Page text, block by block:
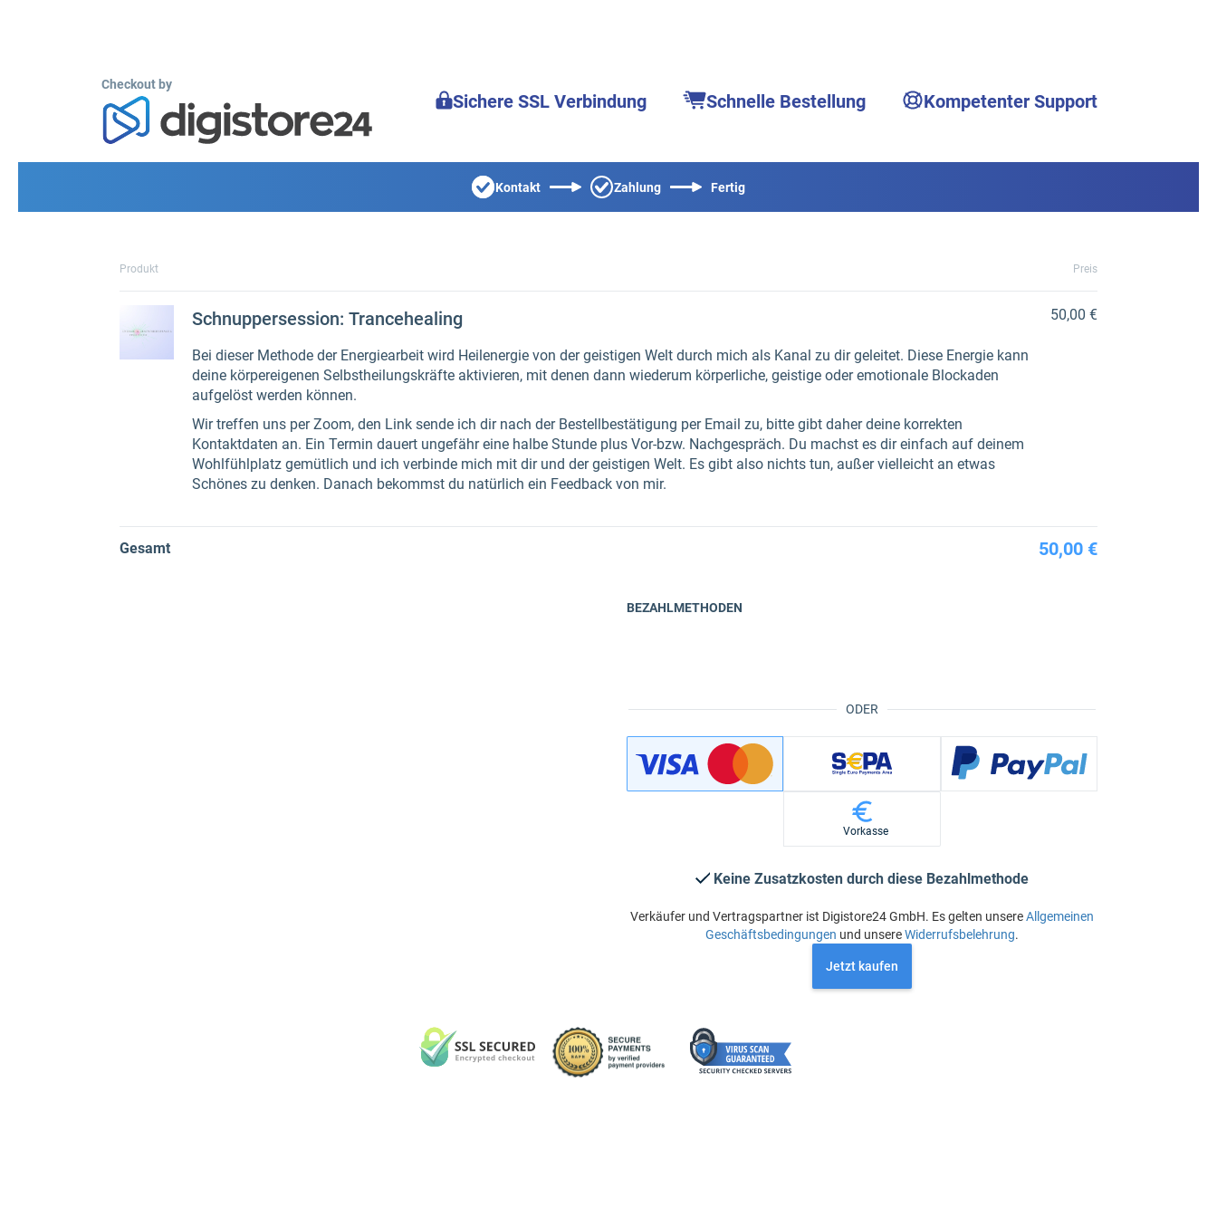
Checkout by
Sichere SSL Verbindung Schnelle Bestellung Kompetenter Support
Kontakt Zahlung Fertig
Produkt Preis
Schnuppersession: Trancehealing
Bei dieser Methode der Energiearbeit wird Heilenergie von der geistigen Welt durch mich als Kanal zu dir geleitet. Diese Energie kann
deine körpereigenen Selbstheilungskräfte aktivieren, mit denen dann wiederum körperliche, geistige oder emotionale Blockaden
aufgelöst werden können.
Wir treffen uns per Zoom, den Link sende ich dir nach der Bestellbestätigung per Email zu, bitte gibt daher deine korrekten
Kontaktdaten an. Ein Termin dauert ungefähr eine halbe Stunde plus Vor-bzw. Nachgespräch. Du machst es dir einfach auf deinem
Wohlfühlplatz gemütlich und ich verbinde mich mit dir und der geistigen Welt. Es gibt also nichts tun, außer vielleicht an etwas
Schönes zu denken. Danach bekommst du natürlich ein Feedback von mir.
50,00 €
Gesamt 50,00 €
ODER
BEZAHLMETHODEN
Vorkasse
Keine Zusatzkosten durch diese Bezahlmethode
Verkäufer und Vertragspartner ist Digistore24 GmbH. Es gelten unsereAllgemeinen
Geschäftsbedingungen und unsereWiderrufsbelehrung.
Jetzt kaufen